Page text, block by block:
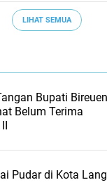
LIHAT SEMUA
Bupati Bireuen
Belum Terima
Pudar di Kota